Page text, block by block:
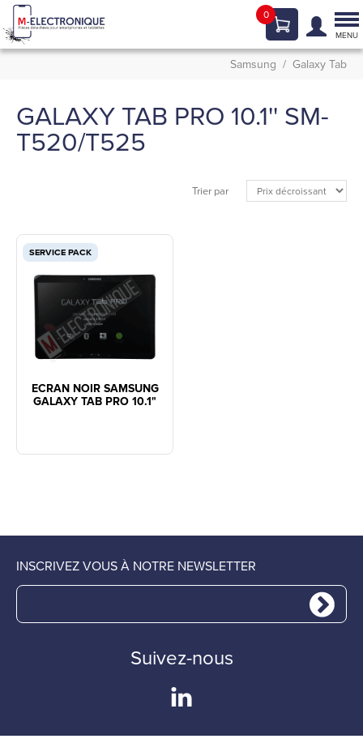
0
MENU
Samsung Galaxy Tab
GALAXY TAB PRO 10.1'' SM-
T520/T525
Trier par
SERVICE PACK
ECRAN NOIR SAMSUNG
GALAXY TAB PRO 10.1"
INSCRIVEZ VOUS À NOTRE NEWSLETTER
Suivez-nous